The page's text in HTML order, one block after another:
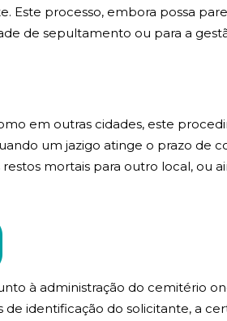
Este processo, embora possa
de sepultamento ou para a
em outras cidades, este
um jazigo atinge o prazo de
mortais para outro local, ou
à administração do cemitério
identificação do solicitante, a